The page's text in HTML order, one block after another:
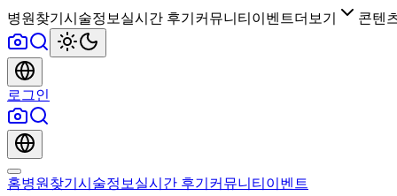
병원찾기 시술정보 실시간 후기 커뮤니티 이벤트더보기 콘텐
로그인
홈병원찾기 시술정보 실시간 후기 커뮤니티 이벤트